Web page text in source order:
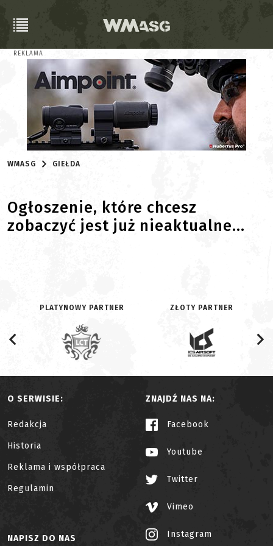
REKLAMA
WMASG GIEŁDA
Ogłoszenie, które chcesz
zobaczyć jest już nieaktualne...
PLATYNOWY PARTNER ZŁOTY PARTNER
O SERWISIE:
Redakcja
Historia
Reklama i współpraca
Regulamin
ZNAJDŹ NAS NA:
Facebook
Youtube
Twitter
Vimeo
Instagram
NAPISZ DO NAS